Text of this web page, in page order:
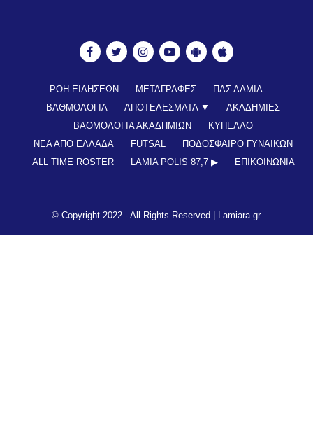
ΡΟΗ ΕΙΔΗΣΕΩΝ ΜΕΤΑΓΡΑΦΕΣ
ΠΑΣ ΛΑΜΙΑ
ΒΑΘΜΟΛΟΓΙΑ
ΑΠΟΤΕΛΕΣΜΑΤΑ ▼
ΑΚΑΔΗΜΙΕΣ
ΒΑΘΜΟΛΟΓΙΑ ΑΚΑΔΗΜΙΩΝ
ΚΥΠΕΛΛΟ
ΝΕΑ ΑΠΟ ΕΛΛΑΔΑ
FUTSAL
ΠΟΔΟΣΦΑΙΡΟ ΓΥΝΑΙΚΩΝ
ALL TIME ROSTER
LAMIA POLIS 87,7 ▶︎ ΕΠΙΚΟΙΝΩΝΊΑ
© Copyright 2022 - All Rights Reserved | Lamiara.gr